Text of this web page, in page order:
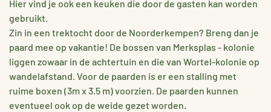
Hier vind je ook een keuken die door de gasten kan worden
gebruikt.
Zin in een trektocht door de Noorderkempen? Breng dan je
paard mee op vakantie! De bossen van Merksplas - kolonie
liggen zowaar in de achtertuin en die van Wortel-kolonie op
wandelafstand. Voor de paarden is er een stalling met
ruime boxen (3m x 3.5 m) voorzien. De paarden kunnen
eventueel ook op de weide gezet worden.